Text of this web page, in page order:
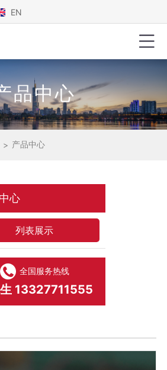
EN
品中心
> 产品中心
心
列表展示
全国服务热线
13327711555